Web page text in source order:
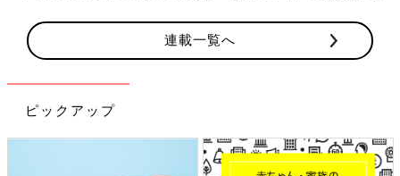
連載一覧へ
ピックアップ